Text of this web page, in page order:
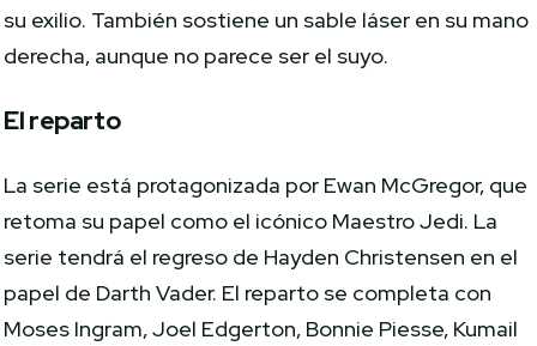
su exilio. También sostiene un sable láser en su mano
derecha, aunque no parece ser el suyo.
El reparto
La serie está protagonizada por Ewan McGregor, que
retoma su papel como el icónico Maestro Jedi. La
serie tendrá el regreso de Hayden Christensen en el
papel de Darth Vader. El reparto se completa con
Moses Ingram, Joel Edgerton, Bonnie Piesse, Kumail